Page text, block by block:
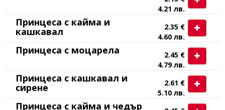
4.21 лв.
Принцеса с кайма и
кашкавал
2.35 €
4.60 лв.
Принцеса с моцарела
2.45 €
4.79 лв.
Принцеса с кашкавал и
сирене
2.61 €
5.10 лв.
Принцеса с кайма и чедър